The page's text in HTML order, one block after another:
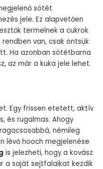
sötét
jele. Ez alapvetően
termelnek a cukrok
van, csak öntsük
Ha azonban sötétbarna
az már a kuka jele lehet.
Egy frissen etetett, aktív
és rugalmas. Ahogy
némileg
lévő hooch megjelenése
is jelezheti, hogy a kovász
a saját sejtfalaikat kezdik